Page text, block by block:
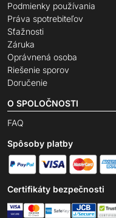
Podmienky používania
Práva spotrebiteľov
Sťažnosti
Záruka
Oprávnená osoba
Riešenie sporov
Doručenie
O SPOLOČNOSTI
FAQ
Spôsoby platby
Certifikáty bezpečnosti